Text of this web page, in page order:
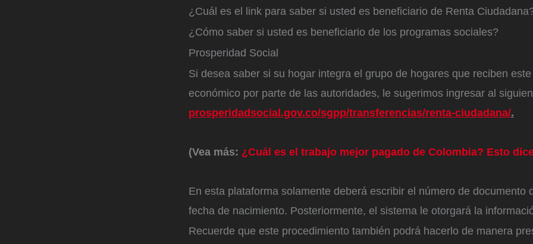
¿Cuál es el link para saber si usted es beneficiario de Renta
¿Cómo saber si usted es beneficiario de los programas sociales?
Prosperidad Social
Si desea saber si su hogar integra el grupo de hogares que reciben
económico por parte de las autoridades, le sugerimos ingresar al
prosperidadsocial.gov.co/sgpp/transferencias/renta-ciudadana/.
(Vea más: ¿Cuál es el trabajo mejor pagado de Colombia? Esto
En esta plataforma solamente deberá escribir el número de documento
fecha de nacimiento. Posteriormente, el sistema le otorgará la
Recuerde que este procedimiento también podrá hacerlo de manera